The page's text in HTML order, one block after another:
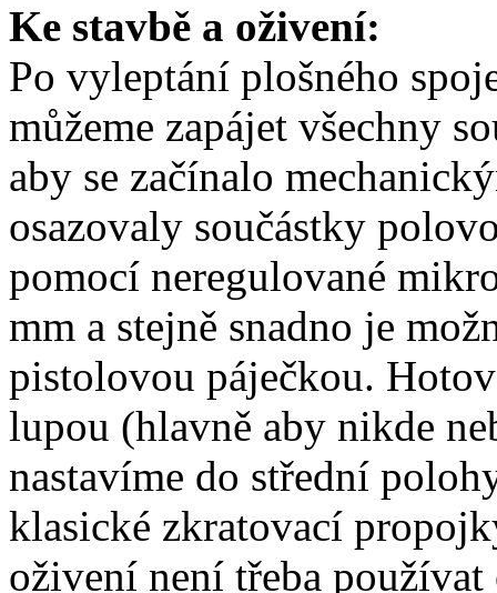
Ke stavbě a oživení:
Po vyleptání plošného
můžeme zapájet všechny
aby se začínalo
osazovaly součástky
pomocí neregulované
mm a stejně snadno je
pistolovou páječkou.
lupou (hlavně aby nikde
nastavíme do střední
klasické zkratovací
oživení není třeba používat